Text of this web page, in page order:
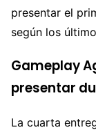
presentar el
según los
Gameplay
presentar
La cuarta